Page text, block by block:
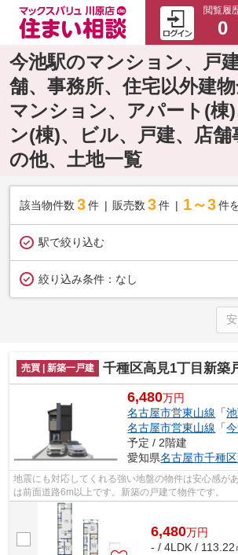
閲覧履
0
今池駅のマンション、戸
舗、事務所、住宅以外建
マンション、アパート(棟
ン(棟)、ビル、戸建、店舗
の他、土地一覧
該当物件数 3件 販売数 3 件 1～3 件
駅で絞り込む
絞り込み条件： なし
売買 | 新築一戸建 千種区高見1丁目新築
6,480万円
名古屋市営東山線 「
名古屋市営東山線 「
予定 / 2階建
愛知県名古屋市千種区
地震にも対応してくれる強い地盤の物件は安心感が
は前面道路6m以上です。新築の戸建て物件です。
6,480万円
- / 4LDK / 113.22